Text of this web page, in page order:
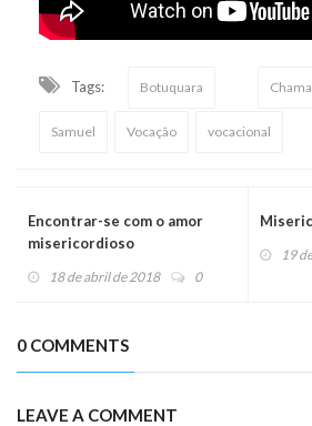
Tags: Botuquara
Samuel Vocação vocacional
Encontrar-se com o amor
misericordioso
18 de abril de 2018 0
19
0 COMMENTS
LEAVE A COMMENT